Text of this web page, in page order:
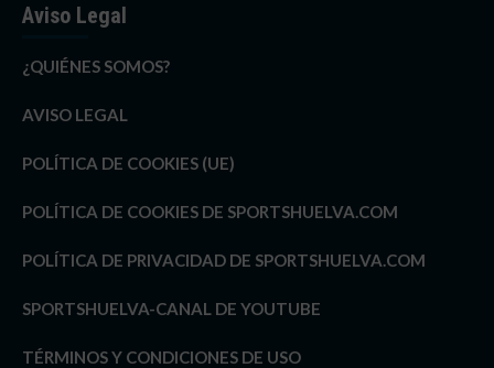
Aviso Legal
¿QUIÉNES SOMOS?
AVISO LEGAL
POLÍTICA DE COOKIES (UE)
POLÍTICA DE COOKIES DE SPORTSHUELVA.COM
POLÍTICA DE PRIVACIDAD DE SPORTSHUELVA.COM
SPORTSHUELVA-CANAL DE YOUTUBE
TÉRMINOS Y CONDICIONES DE USO